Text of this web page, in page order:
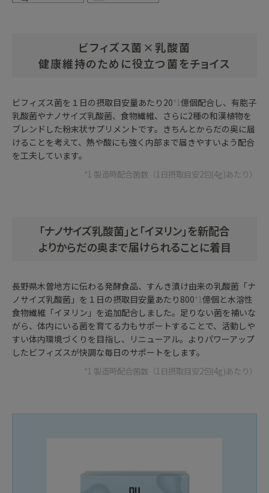
ビフィズス菌×乳酸菌
健康維持のために役立つ菌をチョイス
ビフィズス菌を１日の摂取目安量あたり20*1億個配合し、有胞子
乳酸菌やナノサイズ乳酸菌、食物繊維、さらに2種の和漢植物を
ブレンドした粉末状サプリメントです。きちんとからだの奥に届
けることを考えて、熱や酸にも強く内部まで届きやすいよう配合
を工夫しています。
*1 製造時配合菌数（1日摂取目安2包(4g)あたり）
「ナノサイズ乳酸菌」と「イヌリン」を新配合
よりからだの奥まで届けられることに着目
長野県木曽地方に伝わる発酵食品、すんき漬け由来の乳酸菌「ナ
ノサイズ乳酸菌」を１日の摂取目安量あたり800*1億個と水溶性
食物繊維「イヌリン」を追加配合しました。足りない菌を補いな
がら、体内にいる菌を育てる力もサポートすることで、活動しや
すい体内環境づくりを目指し、リニューアル。よりパワーアップ
したビフィズスが快調な毎日のサポートをします。
*1 製造時配合菌数（1日摂取目安2包(4g)あたり）